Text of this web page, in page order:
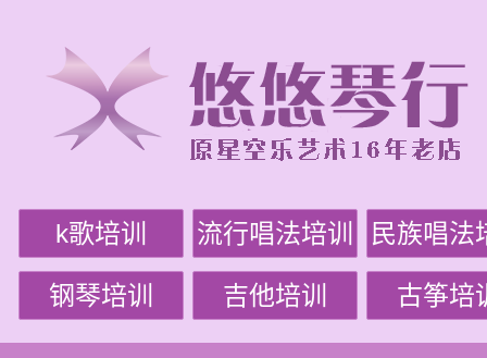
k歌培训 流行唱法培训 民族唱法
钢琴培训 吉他培训 古筝培